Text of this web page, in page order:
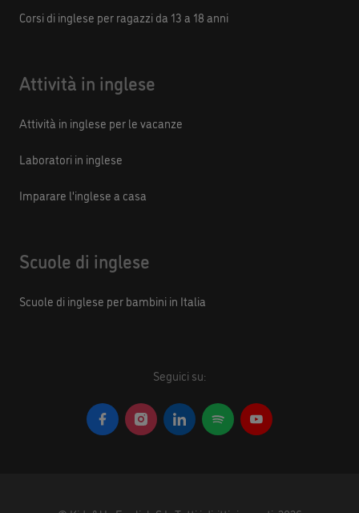
Corsi di inglese per ragazzi da 13 a 18 anni
Attività in inglese
Attività in inglese per le vacanze
Laboratori in inglese
Imparare l'inglese a casa
Scuole di inglese
Scuole di inglese per bambini in Italia
Seguici su: